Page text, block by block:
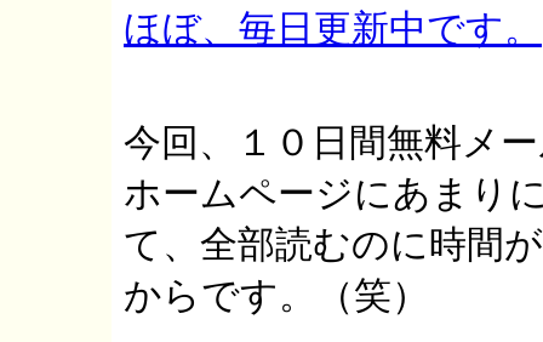
ほぼ、毎日更新中です。
今回、１０日間無料メ
ホームページにあまり
て、全部読むのに時間
からです。（笑）